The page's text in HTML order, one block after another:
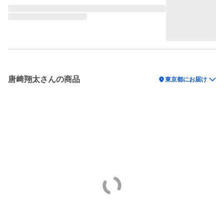
唐﨑翔太さんの商品 location_on東京都にお届け